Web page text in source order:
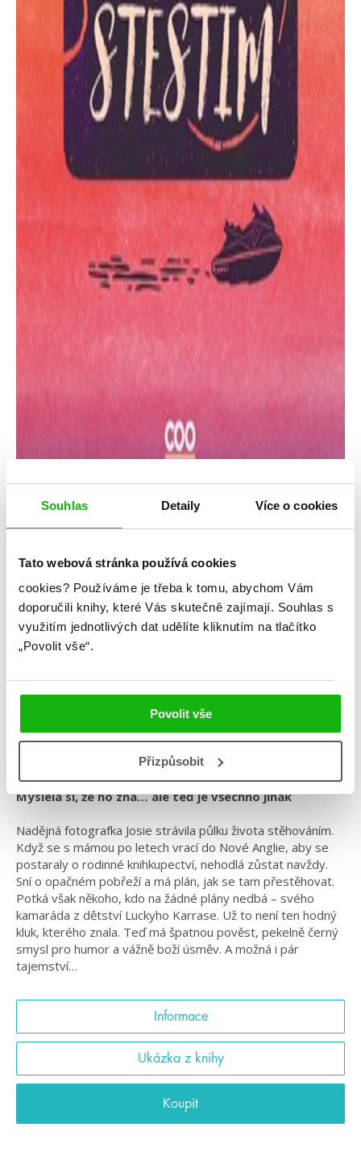
Souhlas Detaily Více o cookies
Tato webová stránka používá cookies
cookies? Používáme je třeba k tomu, abychom Vám
doporučili knihy, které Vás skutečně zajímají. Souhlas s
využitím jednotlivých dat udělíte kliknutím na tlačítko
„Povolit vše“.
Povolit vše
Přizpůsobit
Žánr: Contemporary
Cesta za štěstím
Jenn Bennettová
#badboy #českáobálka #cestazaštěstím
#jennbennett
Myslela si, že ho zná… ale teď je všechno jinak
Nadějná fotografka Josie strávila půlku života stěhováním.
Když se s mámou po letech vrací do Nové Anglie, aby se
postaraly o rodinné knihkupectví, nehodlá zůstat navždy.
Sní o opačném pobřeží a má plán, jak se tam přestěhovat.
Potká však někoho, kdo na žádné plány nedbá – svého
kamaráda z dětství Luckyho Karrase. Už to není ten hodný
kluk, kterého znala. Teď má špatnou pověst, pekelně černý
smysl pro humor a vážně boží úsměv. A možná i pár
tajemství…
Informace
Ukázka z knihy
Koupit